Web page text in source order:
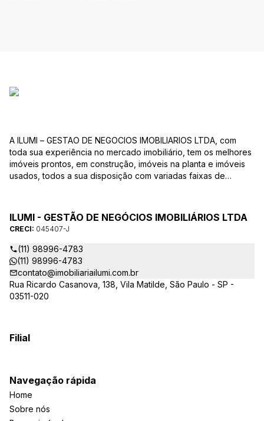
A ILUMI – GESTAO DE NEGOCIOS IMOBILIARIOS LTDA, com
toda sua experiência no mercado imobiliário, tem os melhores
imóveis prontos, em construção, imóveis na planta e imóveis
usados, todos a sua disposição com variadas faixas de
credenciados ao CRECI-EE – estarão sempre prontos para
responder-lhe todas as suas dúvidas sobre casas,
apartamentos, terrenos, salas comerciais e outros produtos
imobiliários.
ILUMI - GESTÃO DE NEGÓCIOS IMOBILIÁRIOS LTDA
CRECI: 045407-J
(11) 98996-4783
(11) 98996-4783
contato@imobiliariailumi.com.br
Rua Ricardo Casanova, 138, Vila Matilde, São Paulo - SP -
03511-020
Filial
Navegação rápida
Home
Sobre nós